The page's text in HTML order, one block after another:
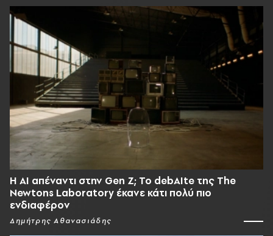
Η AI απέναντι στην Gen Z; Το debAIte της The
Newtons Laboratory έκανε κάτι πολύ πιο
ενδιαφέρον
Δημήτρης Αθανασιάδης